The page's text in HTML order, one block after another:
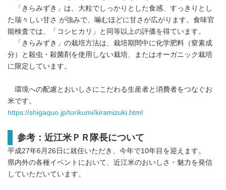
「きらみずき」は、大粒でしっかりとした食感、すっきりとし
た瑞々しい甘さ が強みで、噛むほどに甘さが広がります。食味官
能検査では、「コシヒカリ」と同等以上の評価を得ています。
「きらみずき」の栽培方法は、栽培期間中に化学肥料（窒素成
分）と殺虫・殺菌剤を使用しない栽培、またはオーガニック栽培
に限定しています。
環境への配慮とおいしさにこだわる生産者と消費者をつなぐお
米です。
https://shigaquo.jp/torikumi/kiramizuki.html
参考：近江米ＰＲ隊長について
平成27年6月26日に就任いただき、今年で10年目を迎えます。
県内外の各種イベントにおいて、近江米のおいしさ・魅力を発信
していただいています。